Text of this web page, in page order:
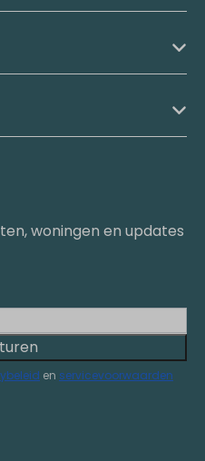
woningen en updates
en servicevoorwaarden